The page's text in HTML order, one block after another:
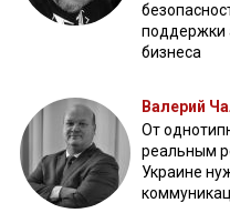
поддержки
бизнеса
Валерий
От
реальным
Украине